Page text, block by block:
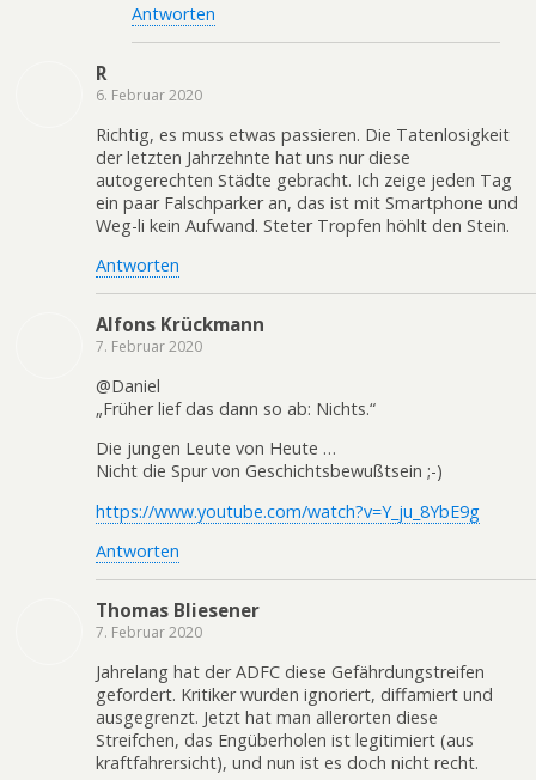
Antworten
R
6. Februar 2020
Richtig, es muss etwas passieren. Die Tatenlosigkeit
der letzten Jahrzehnte hat uns nur diese
autogerechten Städte gebracht. Ich zeige jeden Tag
ein paar Falschparker an, das ist mit Smartphone und
Weg-li kein Aufwand. Steter Tropfen höhlt den Stein.
Antworten
Alfons Krückmann
7. Februar 2020
@Daniel
„Früher lief das dann so ab: Nichts.“
Die jungen Leute von Heute …
Nicht die Spur von Geschichtsbewußtsein ;-)
https://www.youtube.com/watch?v=Y_ju_8YbE9g
Antworten
Thomas Bliesener
7. Februar 2020
Jahrelang hat der ADFC diese Gefährdungstreifen
gefordert. Kritiker wurden ignoriert, diffamiert und
ausgegrenzt. Jetzt hat man allerorten diese
Streifchen, das Engüberholen ist legitimiert (aus
kraftfahrersicht), und nun ist es doch nicht recht.